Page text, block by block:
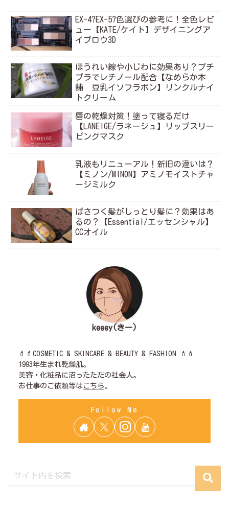
EX-4?EX-5?色選びの参考に！全色レビ
ュー【KATE/ケイト】デザイニングア
イブロウ3D
ほうれい線や小じわに効果あり？プチ
プラでレチノール配合【なめらか本
舗 豆乳イソフラボン】リンクルナイ
トクリーム
唇の乾燥対策！塗って寝るだけ
【LANEIGE/ラネージュ】リップスリー
ピングマスク
乳液もリニューアル！新旧の違いは？
【ミノン/MINON】アミノモイストチャ
ージミルク
ぱさつく髪がしっとり髪に？効果はあ
るの？【Essential/エッセンシャル】
CCオイル
keeey(きー)
💄💄COSMETIC & SKINCARE & BEAUTY & FASHION 💄💄
1993年生まれ乾燥肌。
美容・化粧品に沼ったただの社会人。
お仕事のご依頼等はこちら。